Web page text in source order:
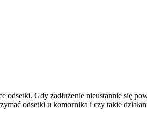
Gdy zadłużenie nieustannie się
odsetki u komornika i czy takie